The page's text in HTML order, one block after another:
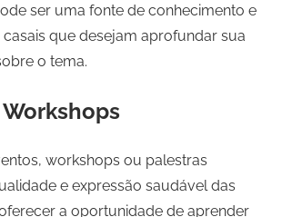
ser uma fonte de conhecimento e
que desejam aprofundar sua
o tema.
workshops ou palestras
e expressão saudável das
a oportunidade de aprender